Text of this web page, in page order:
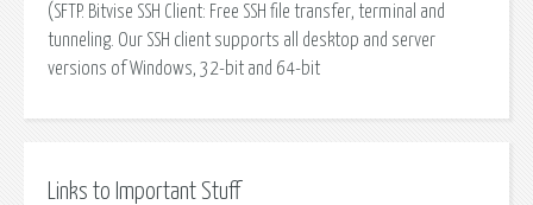
(SFTP. Bitvise SSH Client: Free SSH file transfer, terminal and
tunneling. Our SSH client supports all desktop and server
versions of Windows, 32-bit and 64-bit
Links to Important Stuff